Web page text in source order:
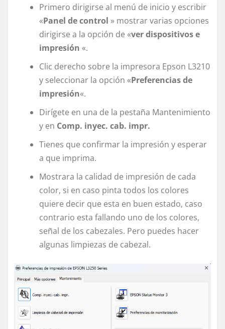
Primero dirigirse al menú de inicio y escribir
«Panel de control » mostrar varias opciones
dirigirse a la opción de «ver dispositivos e
impresión «.
Clic derecho sobre la impresora Epson L3210
y seleccionar la opción «Preferencias de
impresión«.
Dirígete en una de la pestaña Mantenimiento
y en Comp. inyec. cab. impr.
Tienes que confirmar la impresión y esperar
a que imprima.
Mostrara la calidad de impresión de cada
color, si en caso pinta todos los colores
quiere decir que esta en buen estado, caso
contrario esta fallando uno de los colores,
señal de los cabezales. Pero puedes hacer
algunas limpiezas de cabezal.